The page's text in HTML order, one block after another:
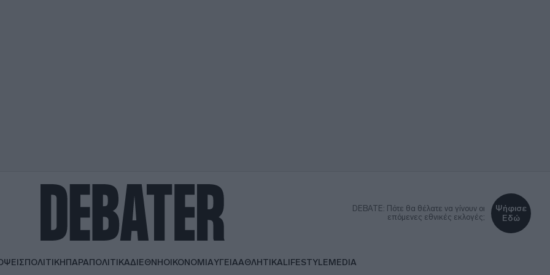
DEBATE: Πότε θα θέλατε να γίνουν οι
επόμενες εθνικές εκλογές;
Ψήφισε
Εδώ
ΠΟΛΙΤΙΚΗΠΑΡΑΠΟΛΙΤΙΚΑΔΙΕΘΝΗΟΙΚΟΝΟΜΙΑΥΓΕΙΑΑΘΛΗΤΙΚΑLIFESTYLEMEDIA